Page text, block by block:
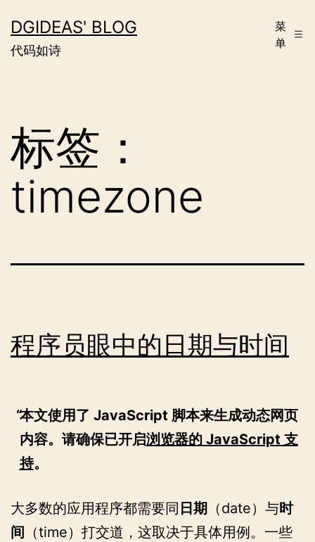
至
内
DGIDEAS' BLOG
代码如诗
菜
单
标签：
timezone
程序员眼中的日期与时间
本文使用了 JavaScript 脚本来生成动态网页
内容。请确保已开启浏览器的 JavaScript 支
持。
大多数的应用程序都需要同 日期 （date）与时
间 （time）打交道，这取决于具体用例。一些